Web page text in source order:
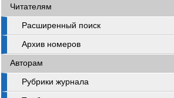
Читателям
Расширенный поиск
Архив номеров
Авторам
Рубрики журнала